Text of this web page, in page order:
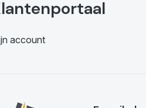
account